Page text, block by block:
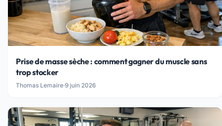
Prise de masse sèche : comment gagner du muscle sans
trop stocker
Thomas Lemaire·9 juin 2026